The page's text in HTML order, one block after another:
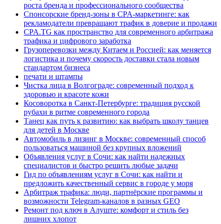
роста бренда и профессионального сообщества
Спонсорские бренд-зоны в CPA-маркетинге: как
рекламодатели превращают трафик в доверие и продажи
CPA.TG как пространство для современного арбитража
трафика и цифрового заработка
Грузоперевозки между Китаем и Россией: как меняется
логистика и почему скорость доставки стала новым
стандартом бизнеса
печати и штампы
Чистка лица в Волгограде: современный подход к
здоровью и красоте кожи
Косоворотка в Санкт-Петербурге: традиция русской
рубахи в ритме современного города
Танец как путь к развитию: как выбрать школу танцев
для детей в Москве
Автомобиль в лизинг в Москве: современный способ
пользоваться машиной без крупных вложений
Объявления услуг в Сочи: как найти надежных
специалистов и быстро решить любые задачи
Гид по объявлениям услуг в Сочи: как найти и
предложить качественный сервис в городе у моря
Арбитраж трафика: люди, партнёрские программы и
возможности Telegram-каналов в разных GEO
Ремонт под ключ в Алуште: комфорт и стиль без
лишних хлопот